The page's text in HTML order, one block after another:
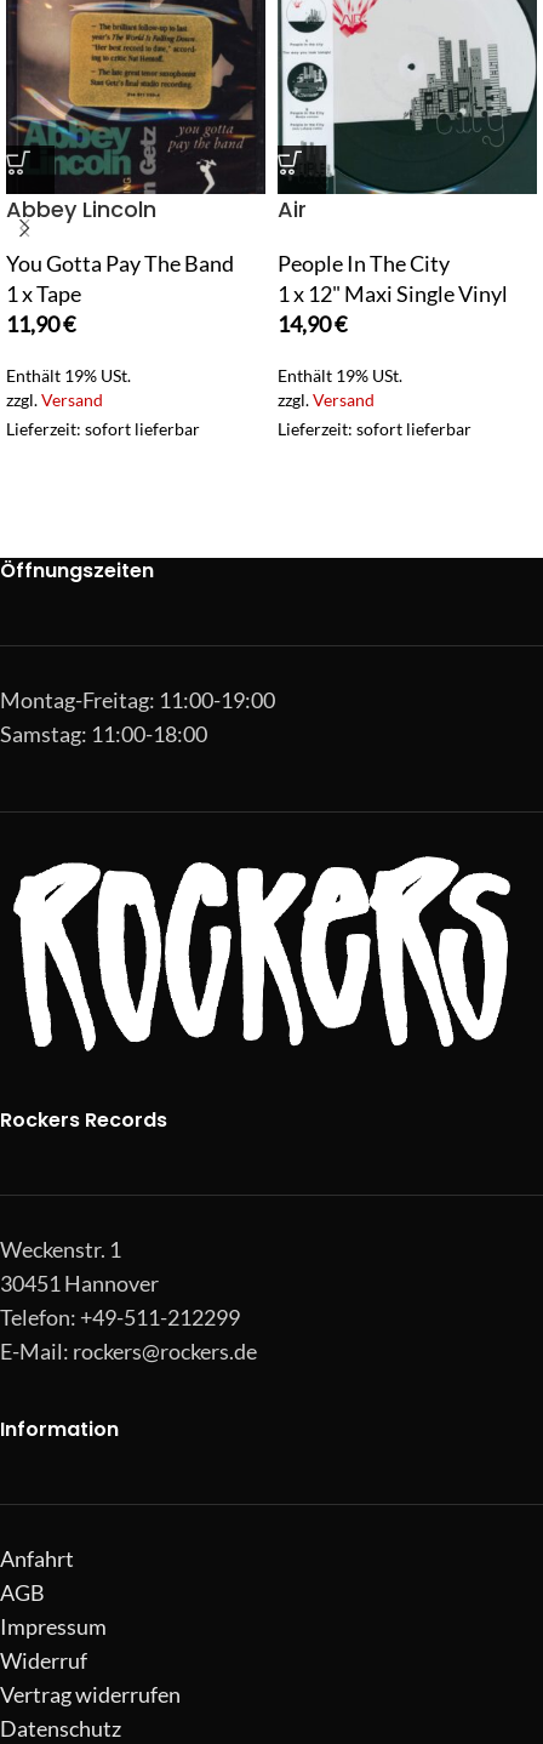
Abbey Lincoln
You Gotta Pay The Band
1 x Tape
11,90€
Enthält 19% USt.
zzgl.Versand
Lieferzeit: sofort lieferbar
Air
People In The City
1 x 12" Maxi Single Vinyl
14,90€
Enthält 19% USt.
zzgl.Versand
Lieferzeit: sofort lieferbar
Öffnungszeiten
Montag-Freitag: 11:00-19:00
Samstag: 11:00-18:00
Rockers Records
Weckenstr. 1
30451 Hannover
Telefon: +49-511-212299
E-Mail: rockers@rockers.de
Information
Anfahrt
AGB
Impressum
Widerruf
Vertrag widerrufen
Datenschutz